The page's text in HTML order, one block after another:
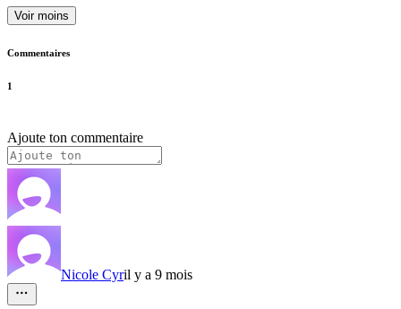
Voir moins
Commentaires
1
Ajoute ton commentaire
Nicole Cyril y a 9 mois